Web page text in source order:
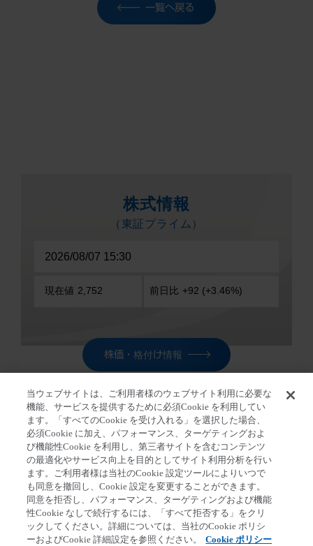
ホーム > ニュースリリース ピックアップ
一覧へ戻る
株価・格付け情報
第一三共個人情報保護方針 クッキーポリシー
ソーシャルメディアポリシー ご利用条件
当ウェブサイトは、ご利用者様のウェブサイト利用に必要な
機能、サービスを提供するために必須Cookie を利用してい
ます。「すべてのCookie を受け入れる」を選択した場合、
必須Cookie に加え、パフォーマンス、ターゲティングおよ
び機能性Cookie を利用し、第三者サイトを含むコンテンツ
の最適化やサービス向上を目的としてサイト利用分析を行い
ます。ご利用者様は当社のCookie 設定ツールによりいつで
も同意を撤回し、Cookie 設定を変更することができます。
同意を拒否し、パフォーマンス、ターゲティングおよび機能
性Cookie なしで続行するには、「すべて拒否する」をクリ
ックしてください。詳細については、当社のCookie ポリシ
ーおよびCookie 詳細設定を参照ください。
Cookie ポリシー